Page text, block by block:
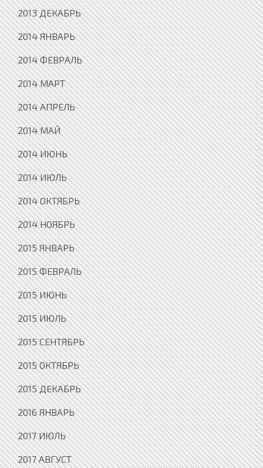
2013 ДЕКАБРЬ
2014 ЯНВАРЬ
2014 ФЕВРАЛЬ
2014 МАРТ
2014 АПРЕЛЬ
2014 МАЙ
2014 ИЮНЬ
2014 ИЮЛЬ
2014 ОКТЯБРЬ
2014 НОЯБРЬ
2015 ЯНВАРЬ
2015 ФЕВРАЛЬ
2015 ИЮНЬ
2015 ИЮЛЬ
2015 СЕНТЯБРЬ
2015 ОКТЯБРЬ
2015 ДЕКАБРЬ
2016 ЯНВАРЬ
2017 ИЮЛЬ
2017 АВГУСТ